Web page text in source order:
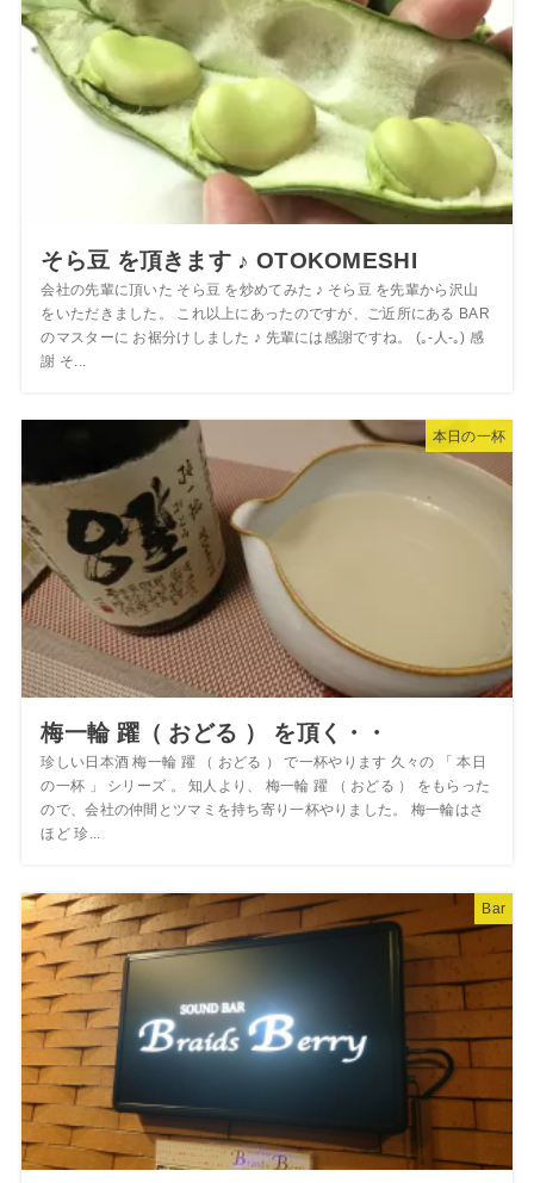
そら豆 を頂きます ♪ OTOKOMESHI
会社の先輩に頂いた そら豆 を炒めてみた ♪ そら豆 を先輩から沢山
をいただきました。 これ以上にあったのですが、ご近所にある BAR
のマスターに お裾分けしました ♪ 先輩には感謝ですね。 (｡-人-｡) 感
謝 そ...
本日の一杯
梅一輪 躍（ おどる ） を頂く・・
珍しい日本酒 梅一輪 躍 （ おどる ） で一杯やります 久々の 「 本日
の一杯 」 シリーズ 。 知人より、 梅一輪 躍 （ おどる ） をもらった
ので、会社の仲間とツマミを持ち寄り一杯やりました。 梅一輪はさ
ほど 珍...
Bar